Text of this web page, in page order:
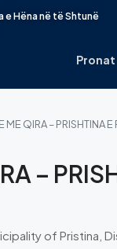
e Hëna në të Shtunë
Pronat
ME QIRA – PRISHTINA E
–
of Pristina,